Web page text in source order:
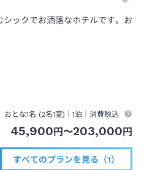
ックでお洒落なホテルです。お
おとな1名 (2名1室)｜1泊 ｜消費税込
45,900 円 〜203,000 円
すべてのプランを見る（1）